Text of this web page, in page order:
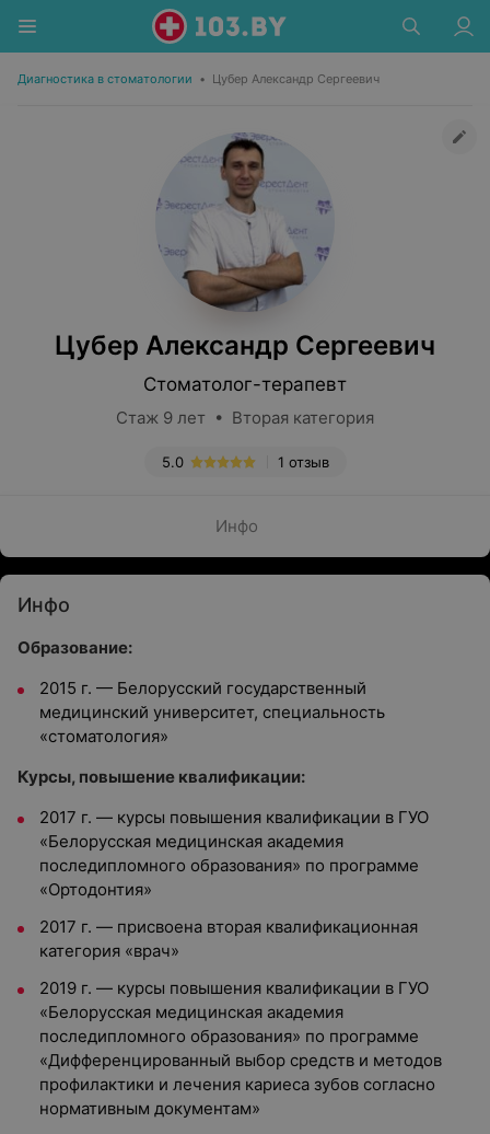
Диагностика в стоматологии • Цубер Александр Сергеевич
Цубер Александр Сергеевич
Стоматолог-терапевт
Стаж 9 лет • Вторая категория
1 отзыв
5.0
Инфо
Инфо
Образование:
2015 г. — Белорусский государственный
медицинский университет, специальность
«стоматология»
Курсы, повышение квалификации:
2017 г. — курсы повышения квалификации в ГУО
«Белорусская медицинская академия
последипломного образования» по программе
«Ортодонтия»
2017 г. — присвоена вторая квалификационная
категория «врач»
2019 г. — курсы повышения квалификации в ГУО
«Белорусская медицинская академия
последипломного образования» по программе
«Дифференцированный выбор средств и методов
профилактики и лечения кариеса зубов согласно
нормативным документам»